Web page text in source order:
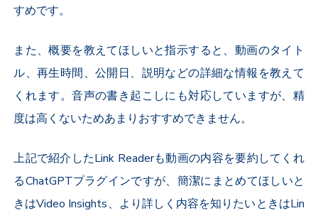
すめです。
また、概要を教えてほしいと指示すると、動画のタイト
ル、再生時間、公開日、説明などの詳細な情報を教えて
くれます。音声の書き起こしにも対応していますが、精
度は高くないためあまりおすすめできません。
上記で紹介したLink Readerも動画の内容を要約してくれ
るChatGPTプラグインですが、簡潔にまとめてほしいと
きはVideo Insights、より詳しく内容を知りたいときはLin